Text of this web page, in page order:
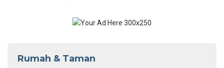
Rumah & Taman